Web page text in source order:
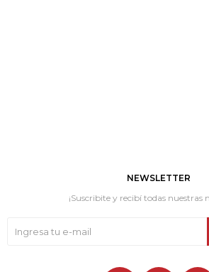
NEWSLETTER
¡Suscribite y recibí todas nuestras